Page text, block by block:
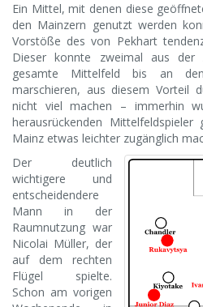
Ein Mittel, mit denen diese
den Mainzern genutzt werden
Vorstöße des von Pekhart
Dieser konnte zweimal aus der
gesamte Mittelfeld bis an den
marschieren, aus diesem Vorteil
nicht viel machen – immerhin
herausrückenden
Mainz etwas leichter zugänglich
Der deutlich
wichtigere und
entscheidendere
Mann in der
Raumnutzung war
Nicolai Müller, der
auf dem rechten
Flügel spielte.
Schon am vorigen